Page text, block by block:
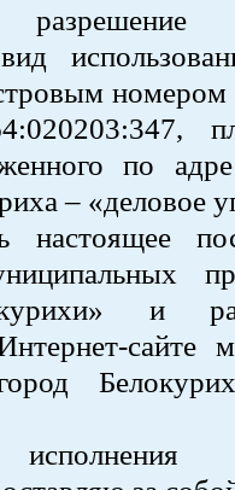
по
– «деловое
настоящее
и
сайте